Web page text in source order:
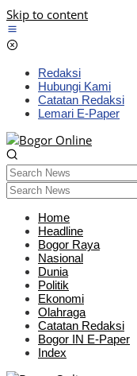
Skip to content
Redaksi
Hubungi Kami
Catatan Redaksi
Lemari E-Paper
Home
Headline
Bogor Raya
Nasional
Dunia
Politik
Ekonomi
Olahraga
Catatan Redaksi
Bogor IN E-Paper
Index